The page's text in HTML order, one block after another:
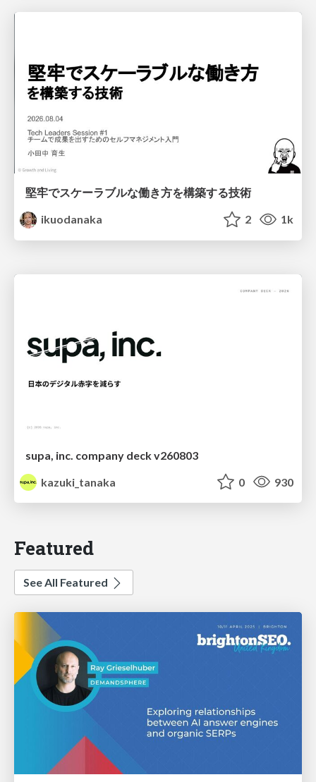
堅牢でスケーラブルな働き方を構築する技術
ikuodanaka
2 1k
supa, inc. company deck v260803
kazuki_tanaka
0 930
Featured
See All Featured